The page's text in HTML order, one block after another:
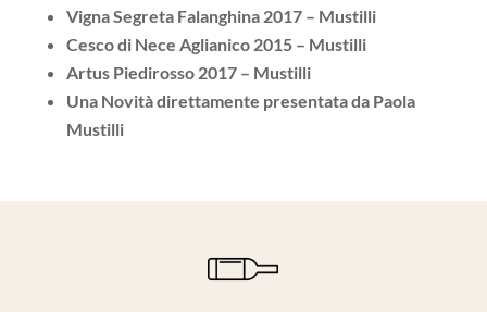
Vigna Segreta Falanghina 2017 – Mustilli
Cesco di Nece Aglianico 2015 – Mustilli
Artus Piedirosso 2017 – Mustilli
Una Novità direttamente presentata da Paola
Mustilli